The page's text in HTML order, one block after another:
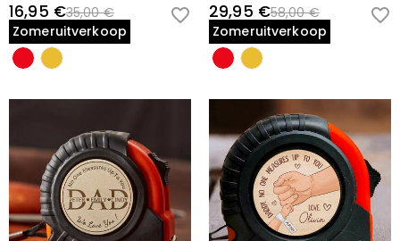
16,95 €35,00 €
Zomeruitverkoop
29,95 €58,00 €
Zomeruitverkoop